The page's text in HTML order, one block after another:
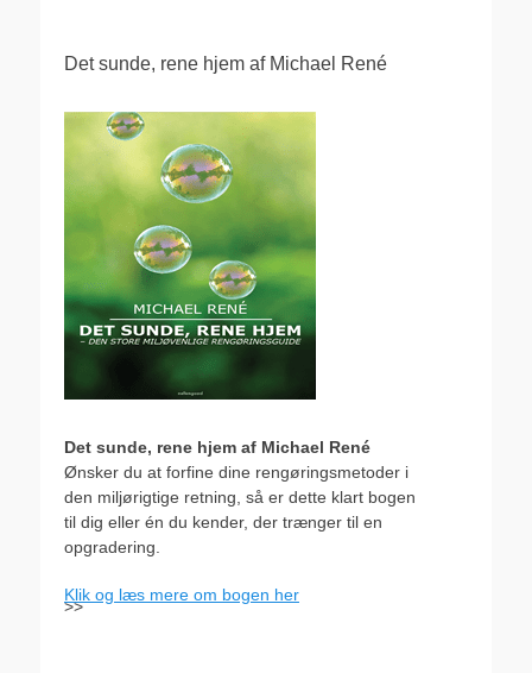
Det sunde, rene hjem af Michael René
Det sunde, rene hjem af Michael René
Ønsker du at forfine dine rengøringsmetoder i
den miljørigtige retning, så er dette klart bogen
til dig eller én du kender, der trænger til en
opgradering.
Klik og læs mere om bogen her
>>